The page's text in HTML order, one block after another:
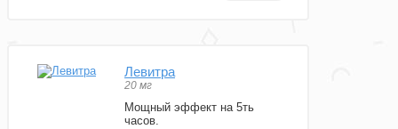
Левитра
20 мг
Мощный эффект на 5ть
часов.